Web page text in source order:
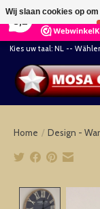
Kies uw taal: NL --
Home / Design -
Wij slaan cookies op